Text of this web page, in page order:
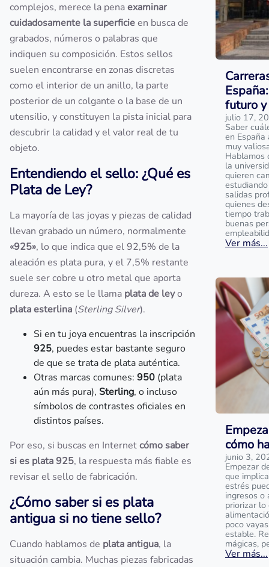
complejos, merece la penaexaminar
cuidadosamente la superficieen busca de
grabados, números o palabras que
indiquen su composición. Estos sellos
suelen encontrarse en zonas discretas
como el interior de un anillo, la parte
posterior de un colgante o la base de un
utensilio, y constituyen la pista inicial para
descubrir la calidad y el valor real de tu
objeto.
Entendiendo el sello: ¿Qué es
Plata de Ley?
La mayoría de las joyas y piezas de calidad
llevan grabado un número, normalmente
«925», lo que indica que el 92,5% de la
aleación es plata pura, y el 7,5% restante
suele ser cobre u otro metal que aporta
dureza. A esto se le llama plata de leyo
plata esterlina (Sterling Silver).
Si en tu joya encuentras la inscripción
925, puedes estar bastante seguro
de que se trata de plata auténtica.
Otras marcas comunes: 950 (plata
aún más pura), Sterling, o incluso
símbolos de contrastes oficiales en
distintos países.
Por eso, si buscas en Internetcómo saber
si es plata 925, la respuesta más fiable es
revisar el sello de fabricación.
¿Cómo saber si es plata
antigua si no tiene sello?
Cuando hablamos de plata antigua, la
situación cambia. Muchas piezas fabricadas
futuro
julio 17,
Saber
en
muy
Hablamos
la
quieren
salidas
quienes
tiempo
buenas
Ver más...
cómo
junio 3,
Empezar
que
estrés
ingresos o
priorizar lo
poco
estable.
mágicas,
Ver más...